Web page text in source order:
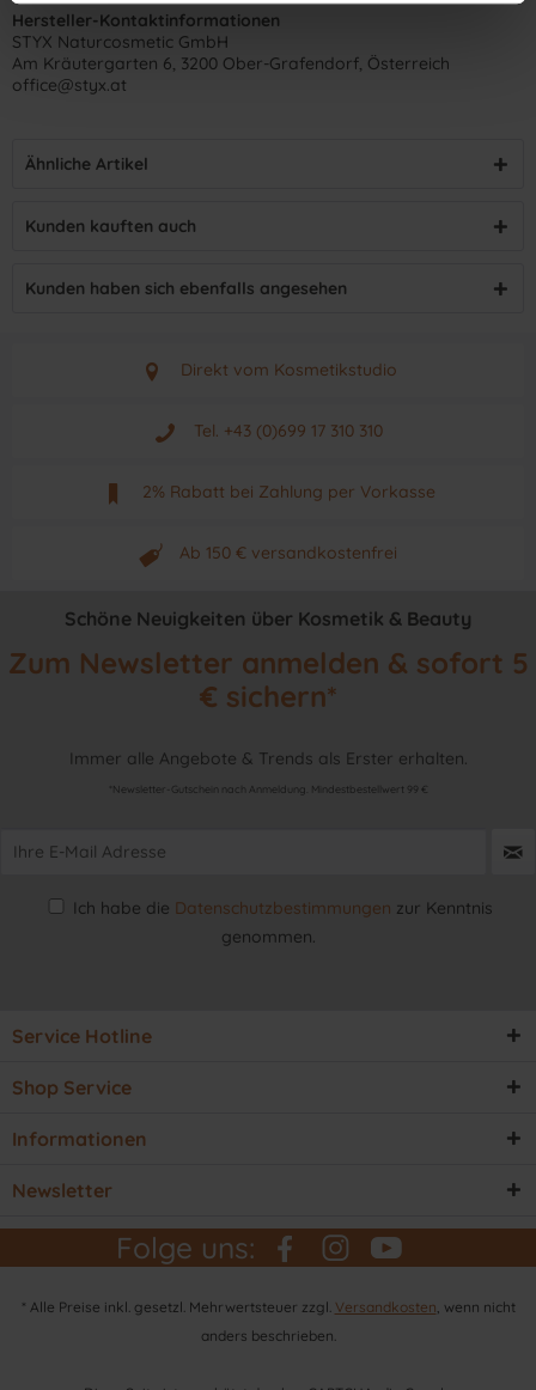
Hersteller-Kontaktinformationen
STYX Naturcosmetic GmbH
Am Kräutergarten 6, 3200 Ober-Grafendorf, Österreich
office@styx.at
Ähnliche Artikel
Kunden kauften auch
Kunden haben sich ebenfalls angesehen
Direkt vom Kosmetikstudio
Aus Graz - Österreich
Tel. +43 (0)699 17 310 310
Mo - Fr. von 9 - 17 Uhr
2% Rabatt bei Zahlung per Vorkasse
Neuwertiges & aktuelles Produkt
Ab 150 € versandkostenfrei
Originalprodukt vom Hersteller
Schöne Neuigkeiten über Kosmetik & Beauty
Zum Newsletter anmelden & sofort 5
€ sichern*
Immer alle Angebote & Trends als Erster erhalten.
*Newsletter-Gutschein nach Anmeldung. Mindestbestellwert 99 €
Ich habe die Datenschutzbestimmungen zur Kenntnis
genommen.
Service Hotline
Shop Service
Informationen
Newsletter
Folge uns:
* Alle Preise inkl. gesetzl. Mehrwertsteuer zzgl. Versandkosten , wenn nicht
anders beschrieben.